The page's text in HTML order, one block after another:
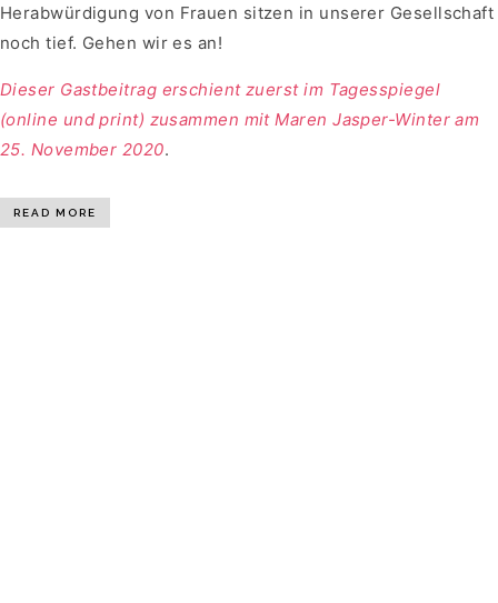
Herabwürdigung von Frauen sitzen in unserer Gesellschaft
noch tief. Gehen wir es an!
Dieser Gastbeitrag erschient zuerst im Tagesspiegel
(online und print) zusammen mit Maren Jasper-Winter am
25. November 2020.
READ MORE